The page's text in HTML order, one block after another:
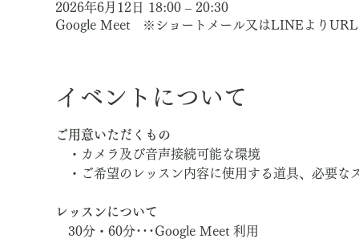
2026年6月12日 18:00 – 20:30
Google Meet ※ショートメール又はLINEよりURL
イベントについて
ご用意いただくもの
・カメラ及び音声接続可能な環境
・ご希望のレッスン内容に使用する道具、必要な
レッスンについて
30分・60分･･･Google Meet 利用